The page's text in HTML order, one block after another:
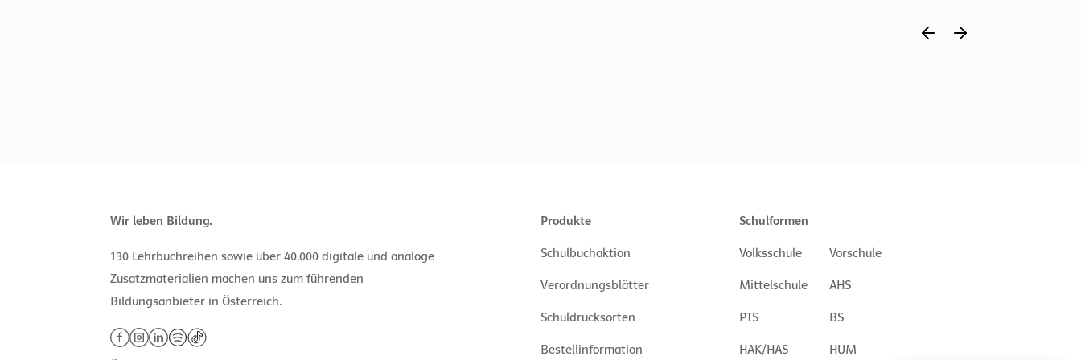
Wir leben Bildung.
130 Lehrbuchreihen sowie über 40.000 digitale und analoge
Zusatzmaterialien machen uns zum führenden
Bildungsanbieter in Österreich.
Produkte
Schulbuchaktion
Verordnungsblätter
Schuldrucksorten
Bestellinformation
Schulformen
Volksschule Vorschule
Mittelschule AHS
PTS BS
HAK/HAS HUM